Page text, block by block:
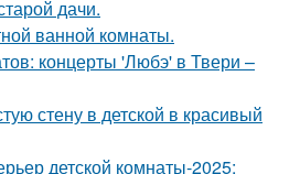
дачи.
ванной комнаты.
концерты 'Любэ' в Твери –
стену в детской в красивый
детской комнаты-2025: